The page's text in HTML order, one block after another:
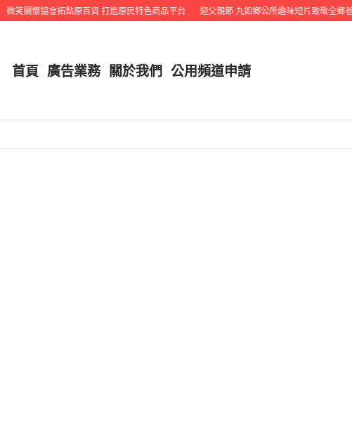
微笑關懷協會拓點原百貨 打造原民特色商品平台 迎父親節 九如鄉公所趣味短片致敬全鄉爸爸
首頁 廣告業務 關於我們 公用頻道申請